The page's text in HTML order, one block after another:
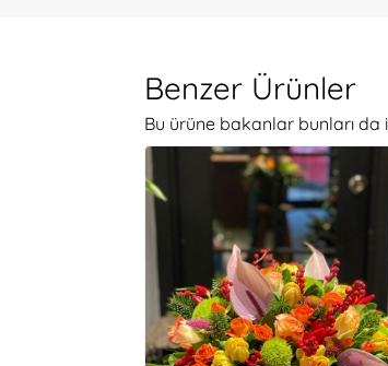
Benzer Ürünler
Bu ürüne bakanlar bunları da